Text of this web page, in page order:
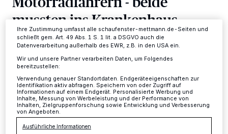
mussten ins Krankenhaus
Mettmann·Am Sonntagabend, 18. August, kam in
Mettmann ein 46-Jähriger Biker aufgrund eines
technischen Defekts seines Motorrads zu Fall. Ein
hinter ihm befindlicher Motorradfahrer stürzte beim
Versuch eines Ausweichmanövers ebenfalls. Beide
Männer wurden schwer verletzt.
Ihre Einstellungen gelten innerhalb unseres Website. Weitere
Informationen finden Sie in unserer Datenschutzerklärung.
Ihre Zustimmung umfasst alle schaufenster-mettmann.de-Seiten und
schließt gem. Art. 49 Abs. 1 S. 1 lit. a DSGVO auch die
Datenverarbeitung außerhalb des EWR, z.B. in den USA ein.
Wir und unsere Partner verarbeiten Daten, um Folgendes
bereitzustellen:
Verwendung genauer Standortdaten. Endgeräteeigenschaften zur
Identifikation aktiv abfragen. Speichern von oder Zugriff auf
Informationen auf einem Endgerät. Personalisierte Werbung und
Inhalte, Messung von Werbeleistung und der Performance von
Inhalten, Zielgruppenforschung sowie Entwicklung und Verbesserung
von Angeboten.
Ausführliche Informationen